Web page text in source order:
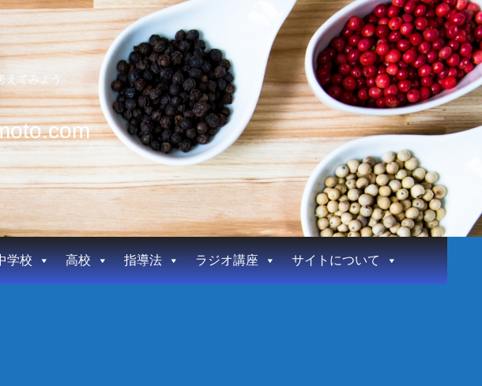
えてみよう
学校 高校 指導法 ラジオ講座 サイトについて